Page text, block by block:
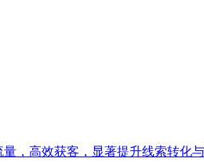
，高效获客，显著提升线索转化与